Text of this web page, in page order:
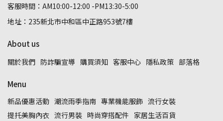
客服時間：AM10:00-12:00 -PM13:30-5:00
地址：235新北市中和區中正路953號7樓
About us
關於我們 防詐騙宣導 購買須知 客服中心 隱私政策 部落格
Menu
新品優惠活動 潮流雨季指南 專業機能服飾 流行女裝
提托美胸內衣 流行男裝 時尚穿搭配件 家居生活百貨